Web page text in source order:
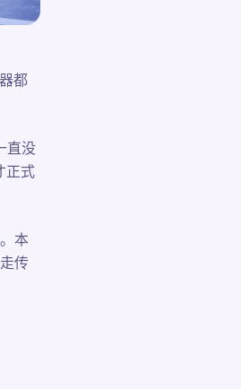
都
直没
正式
本
传